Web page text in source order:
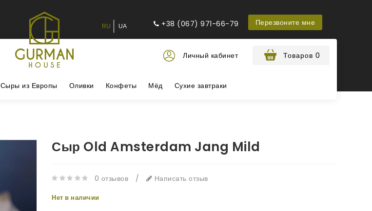
RU UA +38 (067) 971-66-79 Перезвоните мне
Личный кабинет Товаров 0
Сыры из Европы Оливки Конфеты Мёд Сухие завтраки
Сыр Old Amsterdam Jang Mild
0 отзывов / Написать отзыв
Нет в наличии